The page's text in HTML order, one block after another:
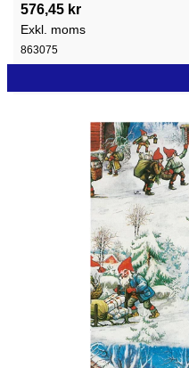
576,45 kr
Exkl. moms
863075